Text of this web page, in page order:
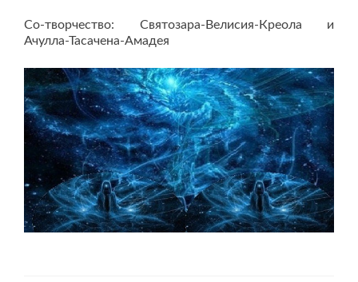
Со-творчество: Святозара-Велисия-Креола и
Ачулла-Тасачена-Амадея